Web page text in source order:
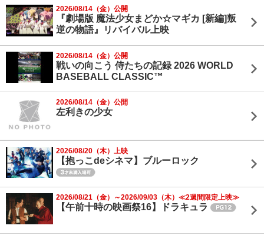
2026/08/14（金）公開
『劇場版 魔法少女まどか☆マギカ [新編]叛
逆の物語』リバイバル上映
2026/08/14（金）公開
戦いの向こう 侍たちの記録 2026 WORLD
BASEBALL CLASSIC™
2026/08/14（金）公開
左利きの少女
2026/08/20（木）上映
【抱っこdeシネマ】ブルーロック
2026/08/21（金）～2026/09/03（木）≪2週間限定上映≫
【午前十時の映画祭16】ドラキュラ